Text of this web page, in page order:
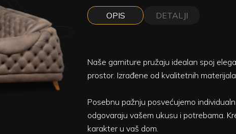
OPIS DETALJI
Naše garniture pružaju idealan spoj
prostor. Izrađene od kvalitetnih
Posebnu pažnju posvećujemo
odgovaraju vašem ukusu i potrebama.
karakter u vaš dom.